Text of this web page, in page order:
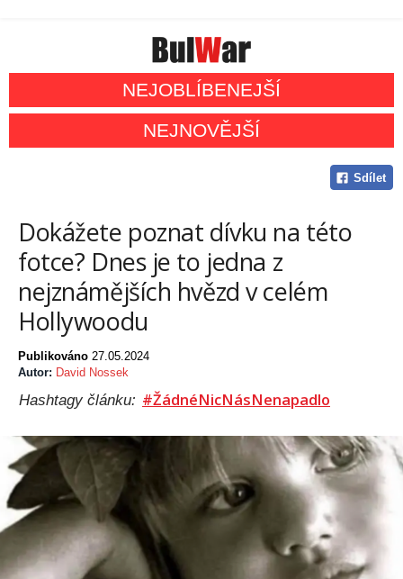
NEJOBLÍBENEJŠÍ
NEJNOVĚJŠÍ
Sdílet
Dokážete poznat dívku na této
fotce? Dnes je to jedna z
nejznámějších hvězd v celém
Hollywoodu
Publikováno 27.05.2024
Autor: David Nossek
Hashtagy článku: #ŽádnéNicNásNenapadlo